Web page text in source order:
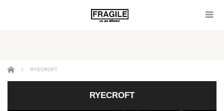
ホーム RYECROFT
RYECROFT